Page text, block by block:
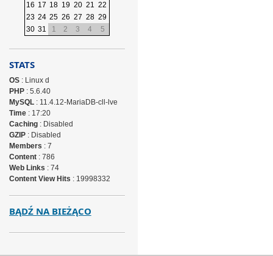
16 17 18 19 20 21 22
23 24 25 26 27 28 29
30 31 1 2 3 4 5
STATS
OS: Linux d
PHP: 5.6.40
MySQL: 11.4.12-MariaDB-cll-lve
Time: 17:20
Caching: Disabled
GZIP: Disabled
Members : 7
Content: 786
Web Links : 74
Content View Hits : 19998332
BĄDŹ NA BIEŻĄCO